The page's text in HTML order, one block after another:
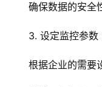
确保数据的安全
3. 设定监控参数
根据企业的需要